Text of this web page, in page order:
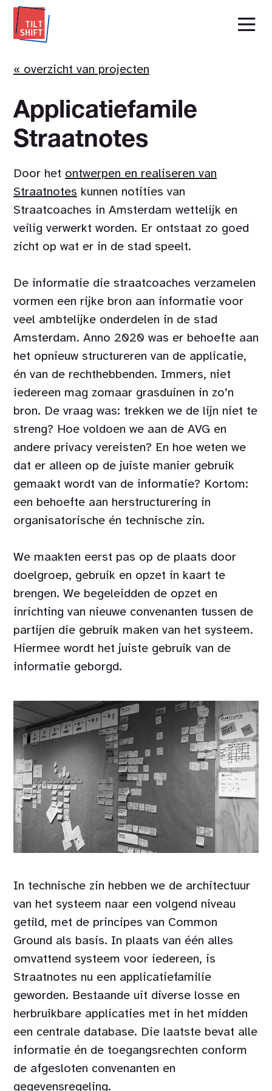
« overzicht van projecten
Applicatiefamile
Straatnotes
Door het ontwerpen en realiseren van
Straatnotes kunnen notities van
Straatcoaches in Amsterdam wettelijk en
veilig verwerkt worden. Er ontstaat zo goed
zicht op wat er in de stad speelt.
De informatie die straatcoaches verzamelen
vormen een rijke bron aan informatie voor
veel ambtelijke onderdelen in de stad
Amsterdam. Anno 2020 was er behoefte aan
het opnieuw structureren van de applicatie,
én van de rechthebbenden. Immers, niet
iedereen mag zomaar grasduinen in zo’n
bron. De vraag was: trekken we de lijn niet te
streng? Hoe voldoen we aan de AVG en
andere privacy vereisten? En hoe weten we
dat er alleen op de juiste manier gebruik
gemaakt wordt van de informatie? Kortom:
een behoefte aan herstructurering in
organisatorische én technische zin.
We maakten eerst pas op de plaats door
doelgroep, gebruik en opzet in kaart te
brengen. We begeleidden de opzet en
inrichting van nieuwe convenanten tussen de
partijen die gebruik maken van het systeem.
Hiermee wordt het juiste gebruik van de
informatie geborgd.
In technische zin hebben we de architectuur
van het systeem naar een volgend niveau
getild, met de principes van Common
Ground als basis. In plaats van één alles
omvattend systeem voor iedereen, is
Straatnotes nu een applicatiefamilie
geworden. Bestaande uit diverse losse en
herbruikbare applicaties met in het midden
een centrale database. Die laatste bevat alle
informatie én de toegangsrechten conform
de afgesloten convenanten en
gegevensregeling.